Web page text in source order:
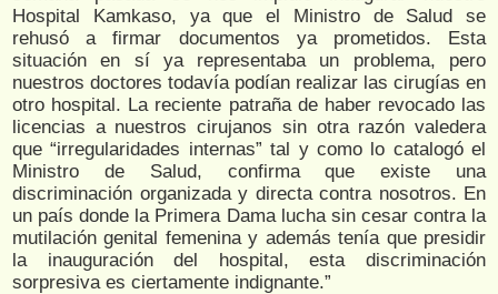
Hospital Kamkaso, ya que el Ministro de Salud se
rehusó a firmar documentos ya prometidos. Esta
situación en sí ya representaba un problema, pero
nuestros doctores todavía podían realizar las cirugías en
otro hospital. La reciente patraña de haber revocado las
licencias a nuestros cirujanos sin otra razón valedera
que “irregularidades internas” tal y como lo catalogó el
Ministro de Salud, confirma que existe una
discriminación organizada y directa contra nosotros. En
un país donde la Primera Dama lucha sin cesar contra la
mutilación genital femenina y además tenía que presidir
la inauguración del hospital, esta discriminación
sorpresiva es ciertamente indignante.”